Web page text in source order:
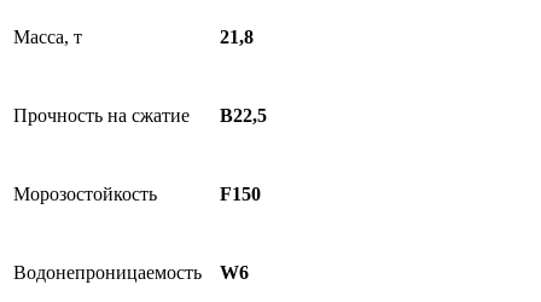
Масса, т 21,8
Прочность на сжатие B22,5
Морозостойкость F150
Водонепроницаемость W6